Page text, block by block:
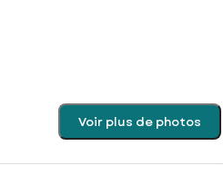
Voir plus de photos